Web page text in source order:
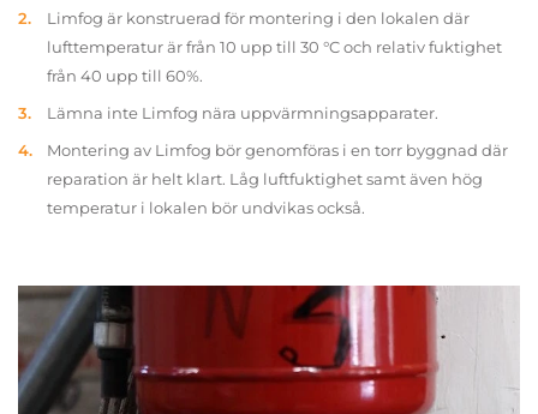
Limfog är konstruerad för montering i den lokalen där
lufttemperatur är från 10 upp till 30 °C och relativ fuktighet
från 40 upp till 60%.
Lämna inte Limfog nära uppvärmningsapparater.
Montering av Limfog bör genomföras i en torr byggnad där
reparation är helt klart. Låg luftfuktighet samt även hög
temperatur i lokalen bör undvikas också.